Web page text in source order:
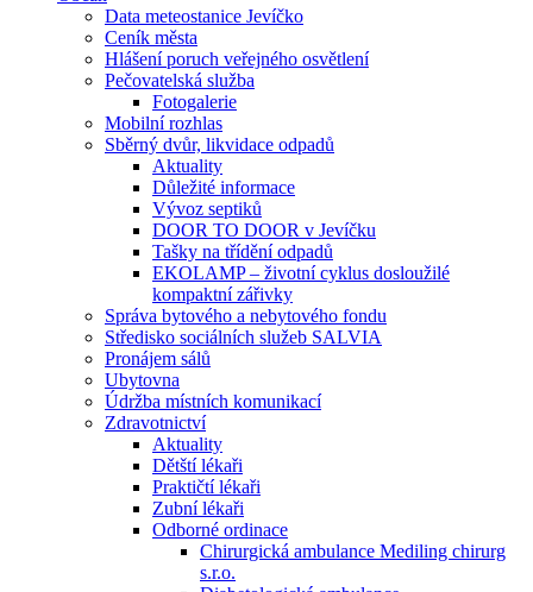
Data meteostanice Jevíčko
Ceník města
Hlášení poruch veřejného osvětlení
Pečovatelská služba
Fotogalerie
Mobilní rozhlas
Sběrný dvůr, likvidace odpadů
Aktuality
Důležité informace
Vývoz septiků
DOOR TO DOOR v Jevíčku
Tašky na třídění odpadů
EKOLAMP – životní cyklus dosloužilé
kompaktní zářivky
Správa bytového a nebytového fondu
Středisko sociálních služeb SALVIA
Pronájem sálů
Ubytovna
Údržba místních komunikací
Zdravotnictví
Aktuality
Dětští lékaři
Praktičtí lékaři
Zubní lékaři
Odborné ordinace
Chirurgická ambulance Mediling chirurg
s.r.o.